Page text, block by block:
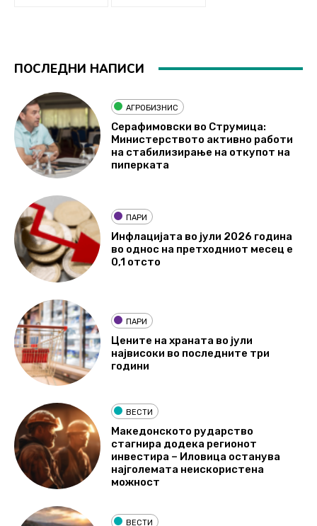
ПОСЛЕДНИ НАПИСИ
АГРОБИЗНИС
Серафимовски во Струмица:
Министерството активно работи
на стабилизирање на откупот на
пиперката
ПАРИ
Инфлацијата во јули 2026 година
во однос на претходниот месец е
0,1 отсто
ПАРИ
Цените на храната во јули
највисоки во последните три
години
ВЕСТИ
Македонското рударство
стагнира додека регионот
инвестира – Иловица останува
најголемата неискористена
можност
ВЕСТИ